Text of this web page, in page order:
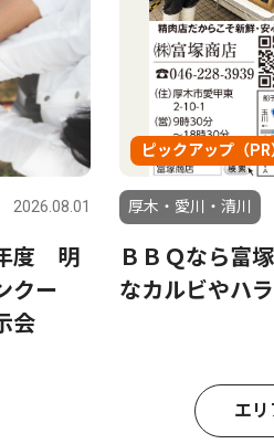
2026.08.01
度 明
クー
会
ピックアップ（PR
厚木・愛川・清川
ＢＢＱなら富
なカルビやハ
エリ